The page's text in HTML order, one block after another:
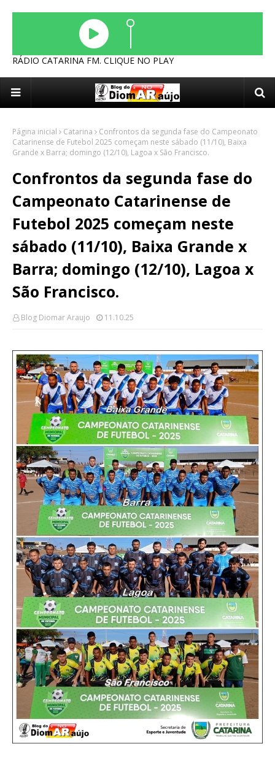
RÁDIO CATARINA FM. CLIQUE NO PLAY
Página inicial Catarina
Confrontos da segunda fase do Campeonato
Catarinense de Futebol 2025 começam neste sábado (11/10), Baixa
Grande x Barra; domingo (12/10), Lagoa x São Francisco.
Confrontos da segunda fase do
Campeonato Catarinense de
Futebol 2025 começam neste
sábado (11/10), Baixa Grande x
Barra; domingo (12/10), Lagoa x
São Francisco.
Blog Diomar Araujo 11.10.25